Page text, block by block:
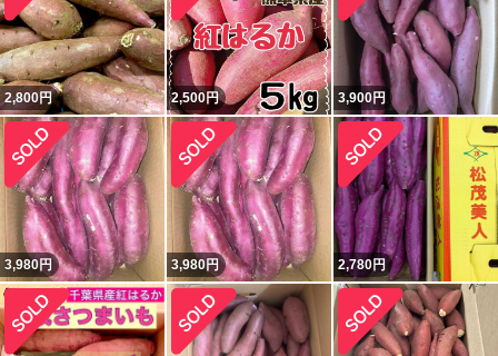
2,800円 2,500円 3,900円
3,980円 3,980円 2,780円